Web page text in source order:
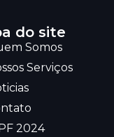
do site
Somos
Serviços
2024